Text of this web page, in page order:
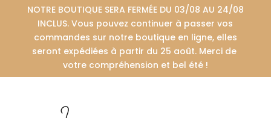
NOTRE BOUTIQUE SERA FERMÉE DU 03/08 AU 24/08
INCLUS. Vous pouvez continuer à passer vos
commandes sur notre boutique en ligne, elles
seront expédiées à partir du 25 août. Merci de
votre compréhension et bel été !